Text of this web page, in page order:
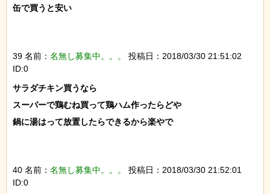
缶で買うと安い
39 名前： 名無し募集中。。。
投稿日：2018/03/30 21:51:02
ID:0
サラダチキン買うなら
スーパーで鶏むね買って鶏ハム作ったらどや
鍋に湯はって放置したらできるから楽やで
40 名前： 名無し募集中。。。
投稿日：2018/03/30 21:52:01
ID:0